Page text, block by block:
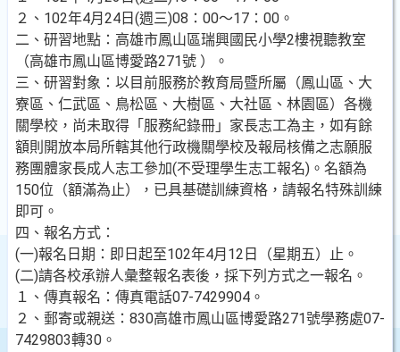
２、102年4月24日(週三)08：00～17：00。
二、研習地點：高雄市鳳山區瑞興國民小學2樓視聽教室
（高雄市鳳山區博愛路271號 ）。
三、研習對象：以目前服務於教育局暨所屬（鳳山區、大
寮區、仁武區、鳥松區、大樹區、大社區、林園區）各機
關學校，尚未取得「服務紀錄冊」家長志工為主，如有餘
額則開放本局所轄其他行政機關學校及報局核備之志願服
務團體家長成人志工參加(不受理學生志工報名)。名額為
150位（額滿為止），已具基礎訓練資格，請報名特殊訓練
即可。
四、報名方式：
(一)報名日期：即日起至102年4月12日（星期五）止。
(二)請各校承辦人彙整報名表後，採下列方式之一報名。
１、傳真報名：傳真電話07-7429904。
２、郵寄或親送：830高雄市鳳山區博愛路271號學務處07-
7429803轉30。